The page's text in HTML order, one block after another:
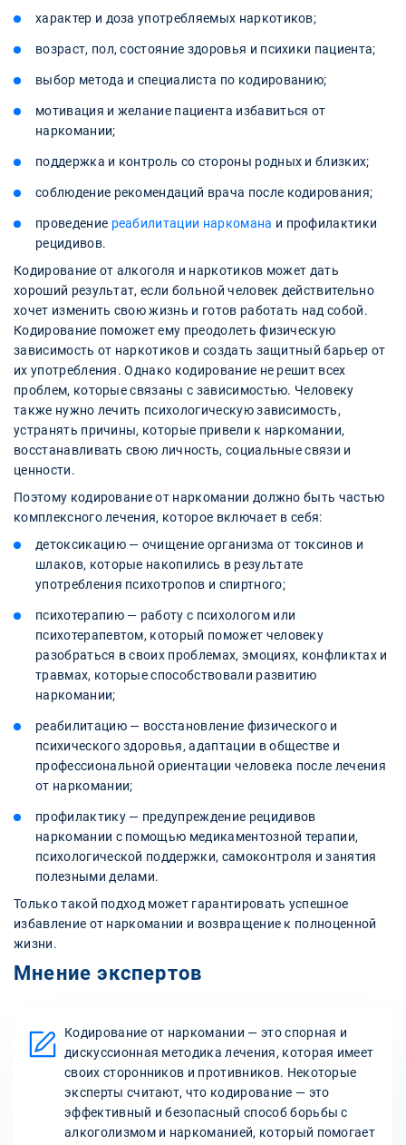
характер и доза употребляемых наркотиков;
возраст, пол, состояние здоровья и психики пациента;
выбор метода и специалиста по кодированию;
мотивация и желание пациента избавиться от
наркомании;
поддержка и контроль со стороны родных и близких;
соблюдение рекомендаций врача после кодирования;
проведение реабилитации наркомана и профилактики
рецидивов.
Кодирование от алкоголя и наркотиков может дать
хороший результат, если больной человек действительно
хочет изменить свою жизнь и готов работать над собой.
Кодирование поможет ему преодолеть физическую
зависимость от наркотиков и создать защитный барьер от
их употребления. Однако кодирование не решит всех
проблем, которые связаны с зависимостью. Человеку
также нужно лечить психологическую зависимость,
устранять причины, которые привели к наркомании,
восстанавливать свою личность, социальные связи и
ценности.
Поэтому кодирование от наркомании должно быть частью
комплексного лечения, которое включает в себя:
детоксикацию — очищение организма от токсинов и
шлаков, которые накопились в результате
употребления психотропов и спиртного;
психотерапию — работу с психологом или
психотерапевтом, который поможет человеку
разобраться в своих проблемах, эмоциях, конфликтах и
травмах, которые способствовали развитию
наркомании;
реабилитацию — восстановление физического и
психического здоровья, адаптации в обществе и
профессиональной ориентации человека после лечения
от наркомании;
профилактику — предупреждение рецидивов
наркомании с помощью медикаментозной терапии,
психологической поддержки, самоконтроля и занятия
полезными делами.
Только такой подход может гарантировать успешное
избавление от наркомании и возвращение к полноценной
жизни.
Мнение экспертов
Кодирование от наркомании — это спорная и
дискуссионная методика лечения, которая имеет
своих сторонников и противников. Некоторые
эксперты считают, что кодирование — это
эффективный и безопасный способ борьбы с
алкоголизмом и наркоманией, который помогает